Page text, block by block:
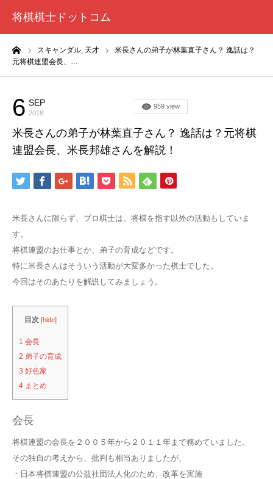
将棋棋士ドットコム
スキャンダル, 天才
米長さんの弟子が林葉直子さん？ 逸話は？
元将棋連盟会長、…
6 SEP
2018
959 view
米長さんの弟子が林葉直子さん？ 逸話は？元将棋
連盟会長、米長邦雄さんを解説！
米長さんに限らず、プロ棋士は、将棋を指す以外の活動もしていま
す。
将棋連盟のお仕事とか、弟子の育成などです。
特に米長さんはそういう活動が大変多かった棋士でした。
今回はそのあたりを解説してみましょう。
目次 [hide]
1 会長
2 弟子の育成
3 好色家
4 まとめ
会長
将棋連盟の会長を２００５年から２０１１年まで務めていました。
その独自の考えから、批判も相当ありましたが、
・日本将棋連盟の公益社団法人化のため、改革を実施